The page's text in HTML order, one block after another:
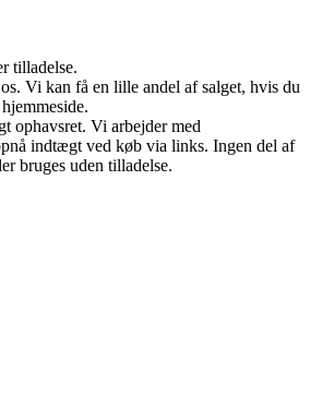
tilladelse.
Vi kan få en lille andel af salget, hvis du
ophavsret. Vi arbejder med
indtægt ved køb via links. Ingen del af
bruges uden tilladelse.